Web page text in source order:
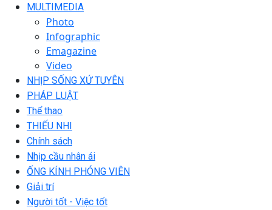
MULTIMEDIA
Photo
Infographic
Emagazine
Video
NHỊP SỐNG XỨ TUYÊN
PHÁP LUẬT
Thể thao
THIẾU NHI
Chính sách
Nhịp cầu nhân ái
ỐNG KÍNH PHÓNG VIÊN
Giải trí
Người tốt - Việc tốt